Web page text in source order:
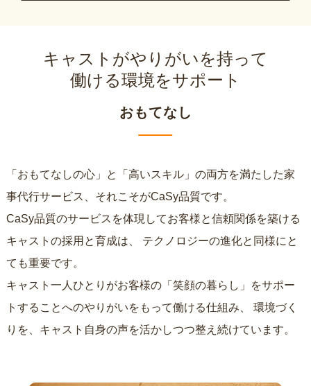
キャストがやりがいを持って
働ける環境をサポート
おもてなし
「おもてなしの心」と「高いスキル」の両方を満たした家
事代行サービス、それこそがCaSy品質です。
CaSy品質のサービスを体現してお客様と信頼関係を築ける
キャストの採用と育成は、
ても重要です。
キャスト一人ひとりがお客様の「笑顔の暮らし」をサポー
トすることへのやりがいをもって働ける仕組み、
りを、キャスト自身の声を活かしつつ整え続けています。